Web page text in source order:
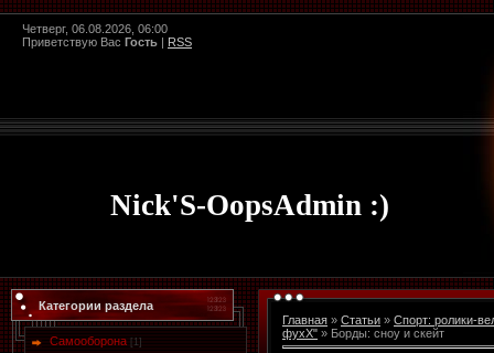
Четверг, 06.08.2026, 06:00
Приветствую Вас Гость | RSS
Nick'S-OopsAdmin :)
Категории раздела
Самооборона [1]
Главная » Статьи » Спорт: ролики-
фухХ" » Борды: сноу и скейт